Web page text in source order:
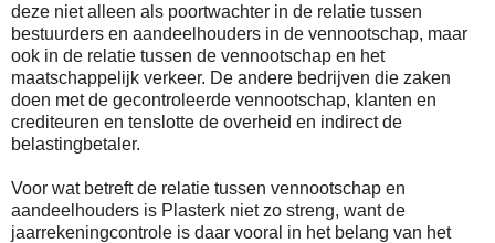
deze niet alleen als poortwachter in de relatie tussen
bestuurders en aandeelhouders in de vennootschap, maar
ook in de relatie tussen de vennootschap en het
maatschappelijk verkeer. De andere bedrijven die zaken
doen met de gecontroleerde vennootschap, klanten en
crediteuren en tenslotte de overheid en indirect de
belastingbetaler.
Voor wat betreft de relatie tussen vennootschap en
aandeelhouders is Plasterk niet zo streng, want de
jaarrekeningcontrole is daar vooral in het belang van het